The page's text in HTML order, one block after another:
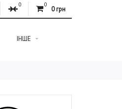
0 0
0 грн
ІНШЕ